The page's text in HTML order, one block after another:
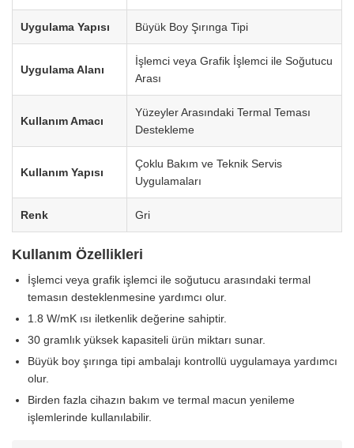
Uygulama Yapısı Büyük Boy Şırınga Tipi
Uygulama Alanı
İşlemci veya Grafik İşlemci ile Soğutucu
Arası
Kullanım Amacı
Yüzeyler Arasındaki Termal Teması
Destekleme
Kullanım Yapısı
Çoklu Bakım ve Teknik Servis
Uygulamaları
Renk Gri
Kullanım Özellikleri
İşlemci veya grafik işlemci ile soğutucu arasındaki termal
temasın desteklenmesine yardımcı olur.
1.8 W/mK ısı iletkenlik değerine sahiptir.
30 gramlık yüksek kapasiteli ürün miktarı sunar.
Büyük boy şırınga tipi ambalajı kontrollü uygulamaya yardımcı
olur.
Birden fazla cihazın bakım ve termal macun yenileme
işlemlerinde kullanılabilir.